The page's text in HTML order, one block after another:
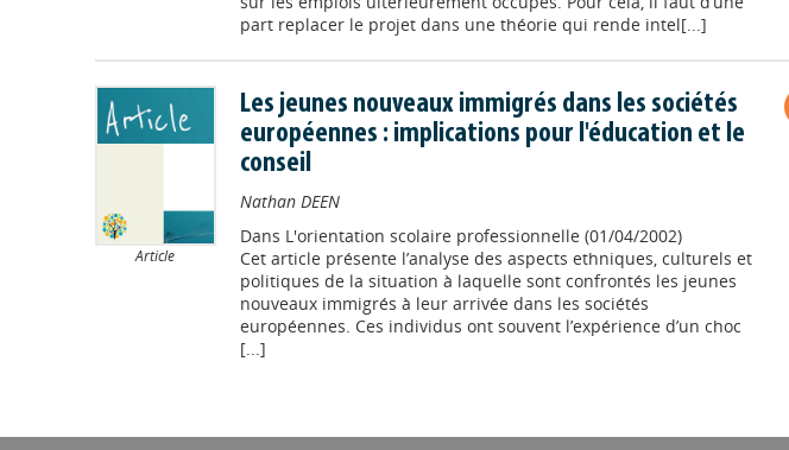
part replacer le projet dans une théorie qui rende intel[...]
Article
Les jeunes nouveaux immigrés dans les sociétés
européennes : implications pour l'éducation et le
conseil
Nathan DEEN
Dans L'orientation scolaire professionnelle (01/04/2002)
Cet article présente l’analyse des aspects ethniques, culturels et
politiques de la situation à laquelle sont confrontés les jeunes
nouveaux immigrés à leur arrivée dans les sociétés
européennes. Ces individus ont souvent l’expérience d’un choc
[...]